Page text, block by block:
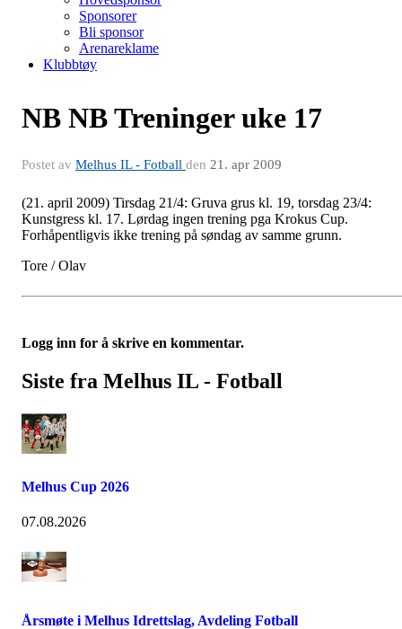
Sponsorer
Bli sponsor
Arenareklame
Klubbtøy
NB NB Treninger uke 17
Postet av Melhus IL - Fotball den 21. apr 2009
(21. april 2009) Tirsdag 21/4: Gruva grus kl. 19, torsdag 23/4:
Kunstgress kl. 17. Lørdag ingen trening pga Krokus Cup.
Forhåpentligvis ikke trening på søndag av samme grunn.
Tore / Olav
Logg inn for å skrive en kommentar.
Siste fra Melhus IL - Fotball
Melhus Cup 2026
07.08.2026
Årsmøte i Melhus Idrettslag, Avdeling Fotball